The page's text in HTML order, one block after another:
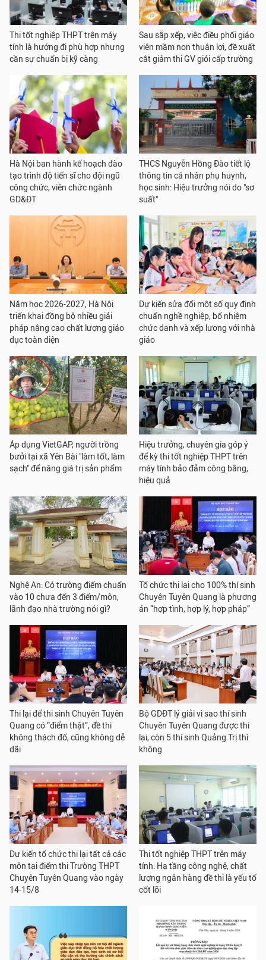
Thi tốt nghiệp THPT trên máy
tính là hướng đi phù hợp nhưng
cần sự chuẩn bị kỹ càng
Sau sắp xếp, việc điều phối giáo
viên mầm non thuận lợi, đề xuất
cắt giảm thi GV giỏi cấp trường
Hà Nội ban hành kế hoạch đào
tạo trình độ tiến sĩ cho đội ngũ
công chức, viên chức ngành
GD&ĐT
THCS Nguyễn Hồng Đào tiết lộ
thông tin cá nhân phụ huynh,
học sinh: Hiệu trưởng nói do "sơ
suất"
Năm học 2026-2027, Hà Nội
triển khai đồng bộ nhiều giải
pháp nâng cao chất lượng giáo
dục toàn diện
Dự kiến sửa đổi một số quy định
chuẩn nghề nghiệp, bổ nhiệm
chức danh và xếp lương với nhà
giáo
Áp dụng VietGAP, người trồng
bưởi tại xã Yên Bài "làm tốt, làm
sạch" để nâng giá trị sản phẩm
Hiệu trưởng, chuyên gia góp ý
để kỳ thi tốt nghiệp THPT trên
máy tính bảo đảm công bằng,
hiệu quả
Nghệ An: Có trường điểm chuẩn
vào 10 chưa đến 3 điểm/môn,
lãnh đạo nhà trường nói gì?
Tổ chức thi lại cho 100% thí sinh
Chuyên Tuyên Quang là phương
án “hợp tình, hợp lý, hợp pháp”
Thi lại để thi sinh Chuyên Tuyên
Quang có “điểm thật”, đề thi
không thách đố, cũng không dễ
dãi
Bộ GDĐT lý giải vì sao thí sinh
Chuyên Tuyên Quang được thi
lại, còn 5 thí sinh Quảng Trị thì
không
Dự kiến tổ chức thi lại tất cả các
môn tại điểm thi Trường THPT
Chuyên Tuyên Quang vào ngày
14-15/8
Thi tốt nghiệp THPT trên máy
tính: Hạ tầng công nghệ, chất
lượng ngân hàng đề thi là yếu tố
cốt lõi